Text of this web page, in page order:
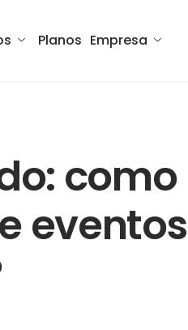
Planos Empresa
como
eventos